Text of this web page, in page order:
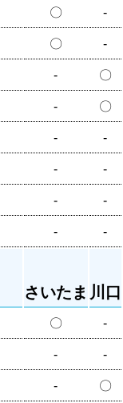
〇 -
〇 -
- 〇
- 〇
- -
- -
- -
- -
さいたま 川口
〇 -
- -
- 〇